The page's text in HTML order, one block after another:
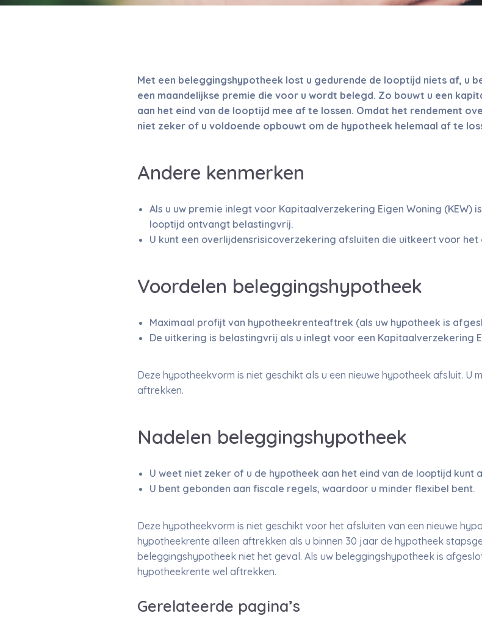
Met een beleggingshypotheek lost u gedurende de looptijd niets af, u
een maandelijkse premie die voor u wordt belegd. Zo bouwt u een
aan het eind van de looptijd mee af te lossen. Omdat het rendement
niet zeker of u voldoende opbouwt om de hypotheek helemaal af te
Andere kenmerken
Als u uw premie inlegt voor Kapitaalverzekering Eigen Woning (KEW)
looptijd ontvangt belastingvrij.
U kunt een overlijdensrisicoverzekering afsluiten die uitkeert voor
Voordelen beleggingshypotheek
Maximaal profijt van hypotheekrenteaftrek (als uw hypotheek is
De uitkering is belastingvrij als u inlegt voor een Kapitaalverzekering
Deze hypotheekvorm is niet geschikt als u een nieuwe hypotheek afsluit. U
aftrekken.
Nadelen beleggingshypotheek
U weet niet zeker of u de hypotheek aan het eind van de looptijd kunt
U bent gebonden aan fiscale regels, waardoor u minder flexibel bent.
Deze hypotheekvorm is niet geschikt voor het afsluiten van een nieuwe
hypotheekrente alleen aftrekken als u binnen 30 jaar de hypotheek
beleggingshypotheek niet het geval. Als uw beleggingshypotheek is
hypotheekrente wel aftrekken.
Gerelateerde pagina’s